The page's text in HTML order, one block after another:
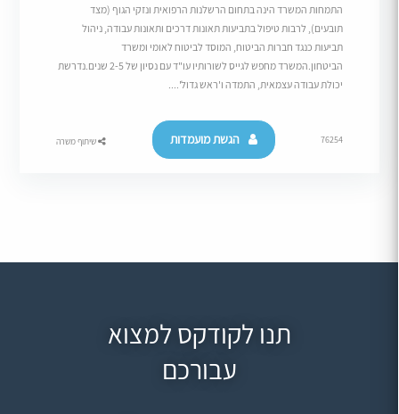
התמחות המשרד הינה בתחום הרשלנות הרפואית ונזקי הגוף (מצד
תובעים), לרבות טיפול בתביעות תאונות דרכים ותאונות עבודה, ניהול
תביעות כנגד חברות הביטוח, המוסד לביטוח לאומי ומשרד
הביטחון.המשרד מחפש לגייס לשורותיו עו"ד עם נסיון של 2-5 שנים.נדרשת
יכולת עבודה עצמאית, התמדה ו'ראש גדול'....
76254 הגשת מועמדות שיתוף משרה
תנו לקודקס למצוא
עבורכם